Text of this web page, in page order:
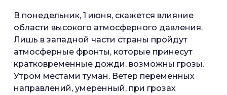
В понедельник, 1 июня, скажется влияние
области высокого атмосферного давления.
Лишь в западной части страны пройдут
атмосферные фронты, которые принесут
кратковременные дожди, возможны грозы.
Утром местами туман. Ветер переменных
направлений, умеренный, при грозах